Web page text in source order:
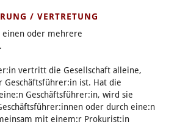
/ VERTRETUNG
einen oder mehrere
vertritt die Gesellschaft alleine,
Geschäftsführer:in ist. Hat die
Geschäftsführer:in, wird sie
oder durch eine:n
mit einem:r Prokurist:in